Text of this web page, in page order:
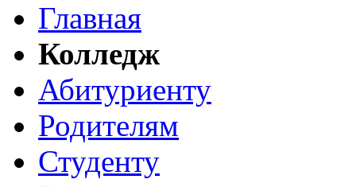
Главная
Колледж
Абитуриенту
Родителям
Студенту